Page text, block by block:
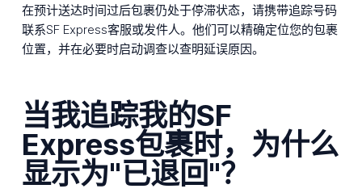
在预计送达时间过后包裹仍处于停滞状态，请携带追踪号码
联系SF Express客服或发件人。他们可以精确定位您的包裹
位置，并在必要时启动调查以查明延误原因。
当我追踪我的SF
Express包裹时，为什么
显示为"已退回"？